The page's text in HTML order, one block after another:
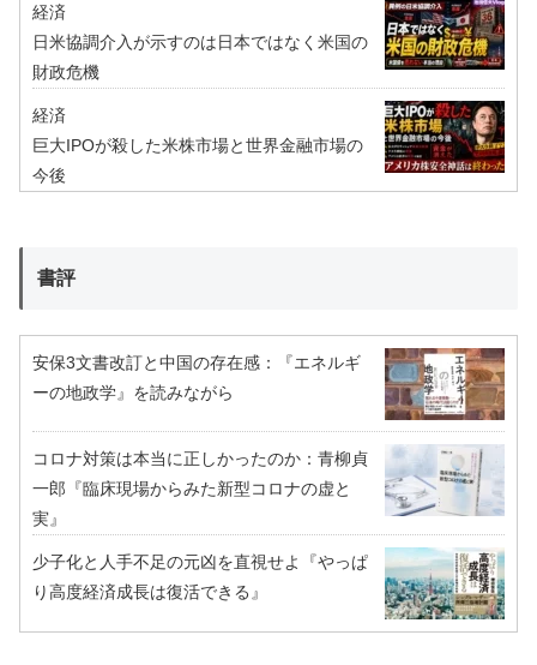
経済
日米協調介入が示すのは日本ではなく米国の
財政危機
経済
巨大IPOが殺した米株市場と世界金融市場の
今後
書評
安保3文書改訂と中国の存在感：『エネルギ
ーの地政学』を読みながら
コロナ対策は本当に正しかったのか：青柳貞
一郎『臨床現場からみた新型コロナの虚と
実』
少子化と人手不足の元凶を直視せよ『やっぱ
り高度経済成長は復活できる』